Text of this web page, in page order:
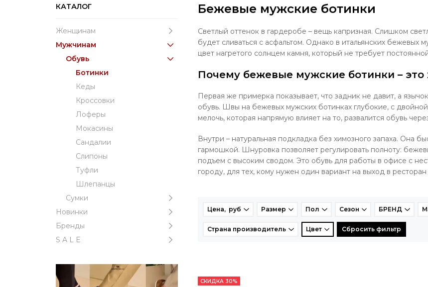
КАТАЛОГ
Женщинам
Мужчинам
Обувь
Ботинки
Кеды
Кроссовки
Лоферы
Мокасины
Сандалии
Слипоны
Туфли
Шлепанцы
Сумки
Новинки
Бренды
S A L E
Бежевые мужские ботинки
Светлый оттенок в гардеробе – вещь капризная. Слишком
будет сливаться с асфальтом. Однако в итальянских бежевых
цвет нагретого солнцем камня, который не требует
Почему бежевые мужские ботинки –
Первая же примерка показывает, что задник не давит, а
обувь. Швы на бежевых мужских ботинках глубокие, с
мелочь, которая напрямую влияет на то, развалится обувь
Внутри – натуральная подкладка без химозного запаха. Она
гармошкой. Шнуровка позволяет регулировать полноту:
подъем с высоким сводом. Это обувь для работы в офисе с
городу, для тех, кому нужен один вариант на выход в
Цена, руб Размер Пол Сезон БРЕНД
Страна производитель Цвет Сбросить фильтр
СКИДКА 30%